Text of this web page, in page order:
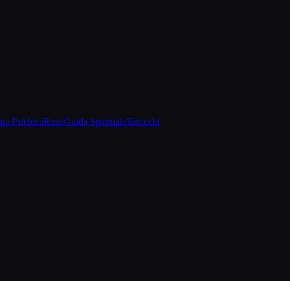
PsichicaRuneGuida SpiritualeTarocchi